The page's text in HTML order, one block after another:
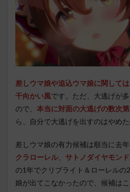
差しウマ娘や追込ウマ娘に関して
干向かい風です。ただ、大逃げが
ので、 本当に対面の大逃げの数次第
ら、自分で大逃げを出すのはやめた
差しウマ娘の有力候補は順当に去
クラローレル
サトノダイヤモンド
の1年でクリブライト＆ローレルの
娘が出てこなかったので、候補はこ